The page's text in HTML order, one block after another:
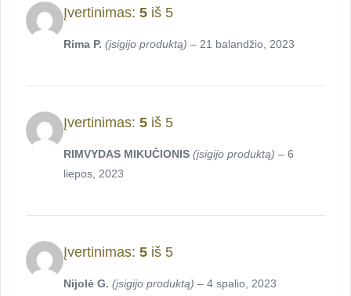
Įvertinimas: 5 iš 5
Rima P. (įsigijo produktą) – 21 balandžio, 2023
Įvertinimas: 5 iš 5
RIMVYDAS MIKUČIONIS (įsigijo produktą) – 6
liepos, 2023
Įvertinimas: 5 iš 5
Nijolė G. (įsigijo produktą) – 4 spalio, 2023